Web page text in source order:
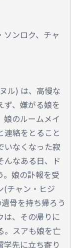
ソンロク、チャ
ル) は、高慢な
ず、嫌がる娘を
娘のルームメイ
連絡をとること
いなくなった寂
んなある日、ド
。娘の訃報を受
(チャン・ヒジ
骨を持ち帰ろう
は、その帰りに
。スアも娘を亡
学先に立ち寄り